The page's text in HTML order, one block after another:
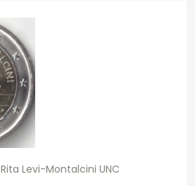
Levi-Montalcini UNC